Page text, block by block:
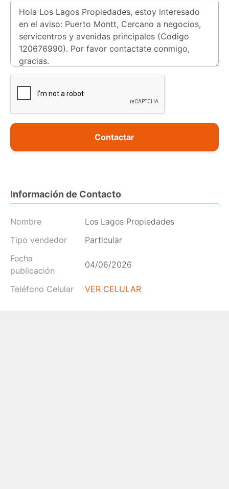
Contactar
Información de Contacto
Nombre
Los Lagos Propiedades
Tipo vendedor
Particular
Fecha
publicación
04/06/2026
Teléfono Celular VER CELULAR